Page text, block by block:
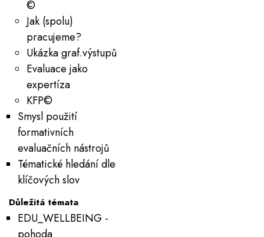
©
Jak (spolu)
pracujeme?
Ukázka graf.výstupů
Evaluace jako
expertíza
KFP©
Smysl použití
formativních
evaluačních nástrojů
Tématické hledání dle
klíčových slov
Důležitá témata
EDU_WELLBEING -